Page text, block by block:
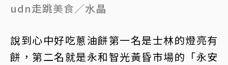
udn走跳美食／水晶
說到心中好吃蔥油餅第一名是士林的燈亮有
餅，第二名就是永和智光黃昏市場的「永安